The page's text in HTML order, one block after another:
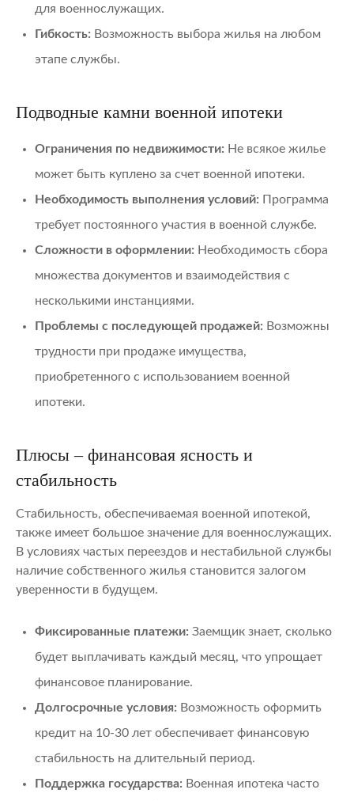
для военнослужащих.
Гибкость: Возможность выбора жилья на любом
этапе службы.
Подводные камни военной ипотеки
Ограничения по недвижимости: Не всякое жилье
может быть куплено за счет военной ипотеки.
Необходимость выполнения условий: Программа
требует постоянного участия в военной службе.
Сложности в оформлении: Необходимость сбора
множества документов и взаимодействия с
несколькими инстанциями.
Проблемы с последующей продажей: Возможны
трудности при продаже имущества,
приобретенного с использованием военной
ипотеки.
Плюсы – финансовая ясность и
стабильность
Стабильность, обеспечиваемая военной ипотекой,
также имеет большое значение для военнослужащих.
В условиях частых переездов и нестабильной службы
наличие собственного жилья становится залогом
уверенности в будущем.
Фиксированные платежи: Заемщик знает, сколько
будет выплачивать каждый месяц, что упрощает
финансовое планирование.
Долгосрочные условия: Возможность оформить
кредит на 10-30 лет обеспечивает финансовую
стабильность на длительный период.
Поддержка государства: Военная ипотека часто